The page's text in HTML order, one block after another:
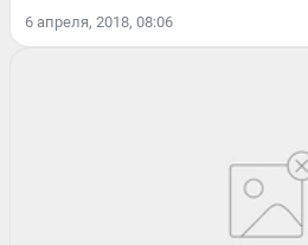
6 апреля, 2018, 08:06